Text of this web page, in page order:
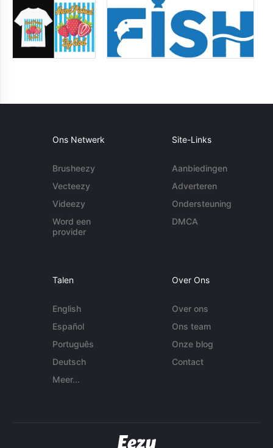
Ons Netwerk
Brusheezy
Vecteezy
Videezy
Word een
provider
Site-Links
Aanbiedingen
Adverteren
Ondersteuning
DMCA
Talen
English
Español
Português
Deutsch
Meer...
Over Ons
Over ons
Ons team
Onze blog
Contact